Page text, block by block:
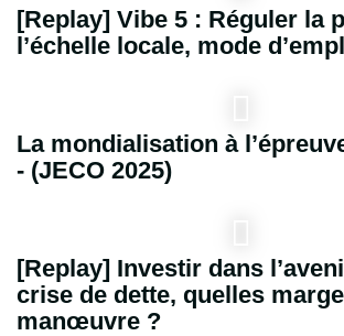
[Replay] Vibe 5 : Réguler la
l’échelle locale, mode
La mondialisation à
- (JECO 2025)
[Replay] Investir dans
crise de dette, quelles
manœuvre ?